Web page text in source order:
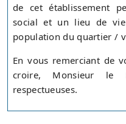
de cet établissement
social et un lieu de
population du quartier /
En vous remerciant de
croire, Monsieur le
respectueuses.